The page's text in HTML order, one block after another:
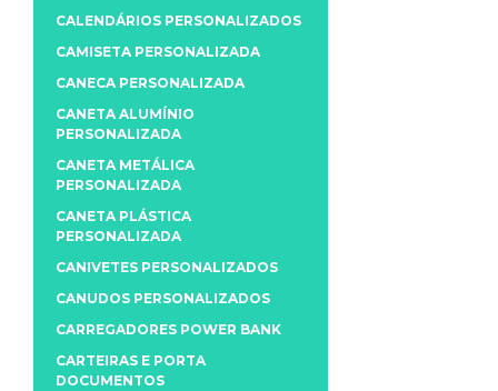
CALENDÁRIOS PERSONALIZADOS
CAMISETA PERSONALIZADA
CANECA PERSONALIZADA
CANETA ALUMÍNIO
PERSONALIZADA
CANETA METÁLICA
PERSONALIZADA
CANETA PLÁSTICA
PERSONALIZADA
CANIVETES PERSONALIZADOS
CANUDOS PERSONALIZADOS
CARREGADORES POWER BANK
CARTEIRAS E PORTA
DOCUMENTOS